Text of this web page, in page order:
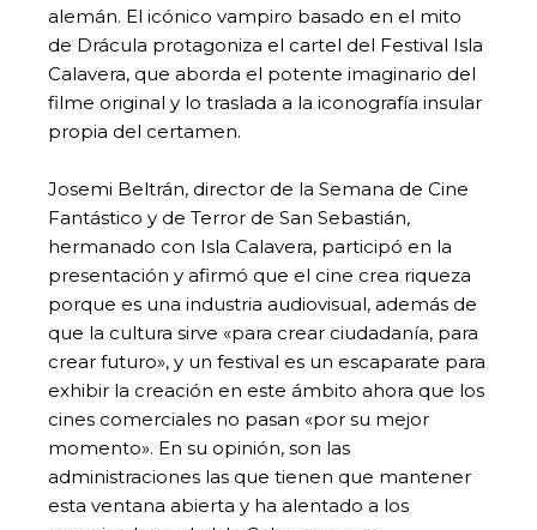
alemán. El icónico vampiro basado en el mito
de Drácula protagoniza el cartel del Festival Isla
Calavera, que aborda el potente imaginario del
filme original y lo traslada a la iconografía insular
propia del certamen.
Josemi Beltrán, director de la Semana de Cine
Fantástico y de Terror de San Sebastián,
hermanado con Isla Calavera, participó en la
presentación y afirmó que el cine crea riqueza
porque es una industria audiovisual, además de
que la cultura sirve «para crear ciudadanía, para
crear futuro», y un festival es un escaparate para
exhibir la creación en este ámbito ahora que los
cines comerciales no pasan «por su mejor
momento». En su opinión, son las
administraciones las que tienen que mantener
esta ventana abierta y ha alentado a los